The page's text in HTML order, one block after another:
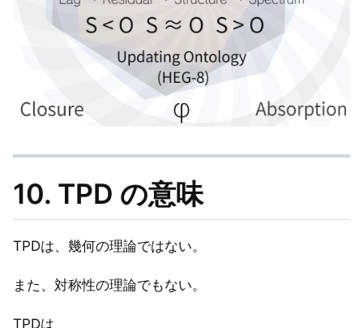
10. TPD の意味
TPDは、幾何の理論ではない。
また、対称性の理論でもない。
TPDは